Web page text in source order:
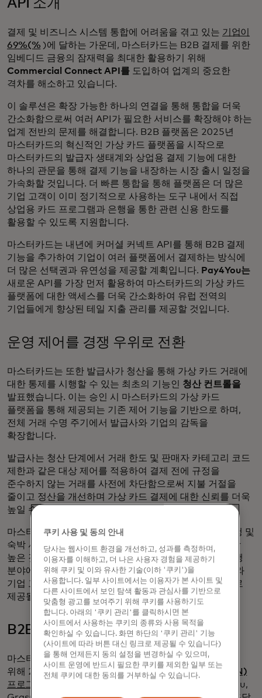
API 소개
결제 및 비즈니스 시스템 통합에 어려움을 겪고 있는 기업이
69%(% )에 달하는 가운데, 마스터카드는 B2B 결제를 위한
임베디드 금융의 잠재력을 최대한 활용하기 위해
Commercial Connect API를 도입하여 업계의 중요한
격차를 해소하고 있습니다.
이 솔루션은 확장 가능한 하나의 연결을 통해 통합을 더욱
간소화함으로써 여러 API가 필요한 서비스를 확장해야 하는
업계 전반의 문제를 해결합니다. B2B 플랫폼은 2025년
마스터카드의 혁신적인 가상 카드 플랫폼을 시작으로
마스터카드의 발급자 생태계와 상업용 결제 기능에 대한
하나의 관문을 통해 결제 기능을 내장하는 시장 출시 일정을
가속화할 것입니다. 더 빠른 통합을 통해 플랫폼은 더 많은
기업 고객이 이미 정기적으로 사용하는 도구 내에서 직접
상업용 카드 프로그램과 은행을 통한 관련 신용 한도를
활용할 수 있도록 지원합니다.
마스터카드는 내년에 커머셜 커넥트 API를 통해 B2B 결제
기능을 추가하여 기업이 여러 플랫폼에서 결제하는 방식에
더 많은 선택권과 유연성을 제공할 계획입니다. Pay4You는
새로운 API를 가장 먼저 활용하여 마스터카드의 가상 카드
플랫폼에 대한 액세스를 더욱 간소화하여 유럽 전역의
기업들에게 향상된 테일 지출 관리를 제공할 것입니다.
운영 제어를 경쟁 우위로 전환
마스터카드는 또한 발급사가 청산을 통해 가상 카드 거래에
대한 통제를 시행할 수 있는 최초의 기능인 청산 컨트롤을
발표했습니다. 이는 승인 시 마스터카드의 가상 카드
플랫폼을 통해 제공되는 기존 제어 기능을 기반으로 하며,
전체 거래 수명 주기에서 발급사와 기업의 감독을
확장합니다.
발급사는 청산 단계에서 거래 한도 및 판매자 카테고리 코드
제한과 같은 대상 제어를 적용하여 결제 전에 규정을
준수하지 않는 거래를 사전에 차단함으로써 지불 거절을
줄이고 정산을 개선하며 가상 카드 결제에 대한 신뢰를 더욱
높일 수 있습니다.
마스터카드의 2025 지불 거절 현황
따르면 여행 및
숙박 서비스는 모든 산업에서 평균 지불 거절 금액이 가장
높은 것으로 나타났으며, 이 새로운 기능은 특히 B2B 여행
분야에서 다양한 사용 사례를 지원할 것입니다.1 발급사와
기업 고객을 위한 청산 컨트롤은 2026년에 전 세계적으로
제공될 예정입니다.
B2B 플랫폼의 기업 성장 지원
마스터카드는 차세대 상용 결제 혁신의 시대를 앞당기기
위해 2025년 3월에 발표한임베디드 가상 카드 번호(VCN)
프로그램을
확장하여 SAP Concur, SAP Taulia, Pay4You,
쿠키 사용 및 동의 안내
당사는 웹사이트 환경을 개선하고, 성과를 측정하며,
이용자를 이해하고, 더 나은 사용자 경험을 제공하기
위해 쿠키 및 이와 유사한 기술(이하 '쿠키')을
사용합니다. 일부 사이트에서는 이용자가 본 사이트 및
다른 사이트에서 보인 탐색 활동과 관심사를 기반으로
맞춤형 광고를 보여주기 위해 쿠키를 사용하기도
합니다. 아래의 '쿠키 관리'를 클릭하시면 본
사이트에서 사용하는 쿠키의 종류와 사용 목적을
확인하실 수 있습니다. 화면 하단의 '쿠키 관리' 기능
(사이트에 따라 버튼 대신 링크로 제공될 수 있습니다)
을 통해 언제든지 동의 설정을 변경하실 수 있으며,
사이트 운영에 반드시 필요한 쿠키를 제외한 일부 또는
전체 쿠키에 대한 동의를 거부하실 수 있습니다.